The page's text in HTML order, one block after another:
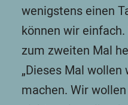
wenigstens einen
können wir
zum zweiten Mal
„Dieses Mal
machen. Wir